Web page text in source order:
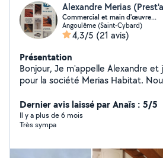
Alexandre Merias
Commercial et main d'œuvre...
Angoulême (Saint-Cybard)
4,3/5 (21 avis)
Présentation
Bonjour, Je m'appelle Alexandre et je suis commercial
pour la société Merias Habitat.
démoussage de toiture, l'isolation,
placoplâtre. N'hésitez pas à me
type de projet. Nous saurons vous
maîtriserions pas un domaine en
Dernier avis laissé par Anaïs : 5/5
Il y a plus de 6 mois
Très sympa